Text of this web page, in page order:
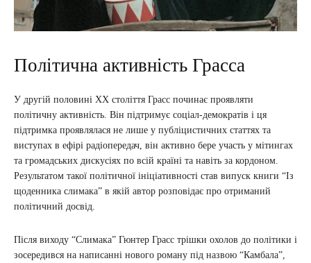
Політична активність Грасса
У другій половині XX століття Грасс починає проявляти
політичну активність. Він підтримує соціал-демократів і ця
підтримка проявлялася не лише у публіцистичних статтях та
виступах в ефірі радіопередач, він активно бере участь у мітингах
та громадських дискусіях по всій країні та навіть за кордоном.
Результатом такої політичної ініціативності став випуск книги “Із
щоденника слимака” в якій автор розповідає про отриманий
політичний досвід.
Після виходу “Слимака” Гюнтер Грасс трішки охолов до політики і
зосередився на написанні нового роману під назвою “Камбала”,